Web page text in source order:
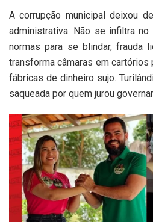
A corrupção municipal deixou
administrativa. Não se infiltra no
normas para se blindar, frauda
transforma câmaras em
fábricas de dinheiro sujo.
saqueada por quem jurou